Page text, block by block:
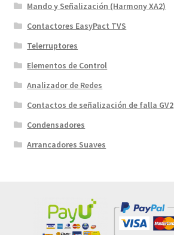
Mando y Señalización (Harmony XA2)
Contactores EasyPact TVS
Telerruptores
Elementos de Control
Analizador de Redes
Contactos de señalización de falla GV2
Condensadores
Arrancadores Suaves